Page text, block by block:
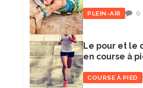
PLEIN-AIR 0
Le pour et le
en course à
COURSE À PIED